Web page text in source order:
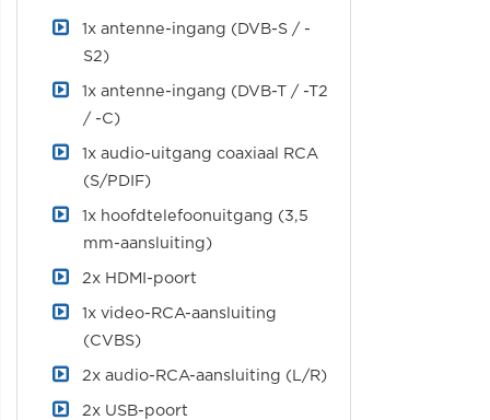
1x antenne-ingang (DVB-S / -
S2)
1x antenne-ingang (DVB-T / -T2
/ -C)
1x audio-uitgang coaxiaal RCA
(S/PDIF)
1x hoofdtelefoonuitgang (3,5
mm-aansluiting)
2x HDMI-poort
1x video-RCA-aansluiting
(CVBS)
2x audio-RCA-aansluiting (L/R)
2x USB-poort